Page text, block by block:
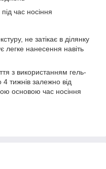
під час носіння
не затікає в ділянку
легке нанесення навіть
з використанням гель-
4 тижнів залежно від
основою час носіння